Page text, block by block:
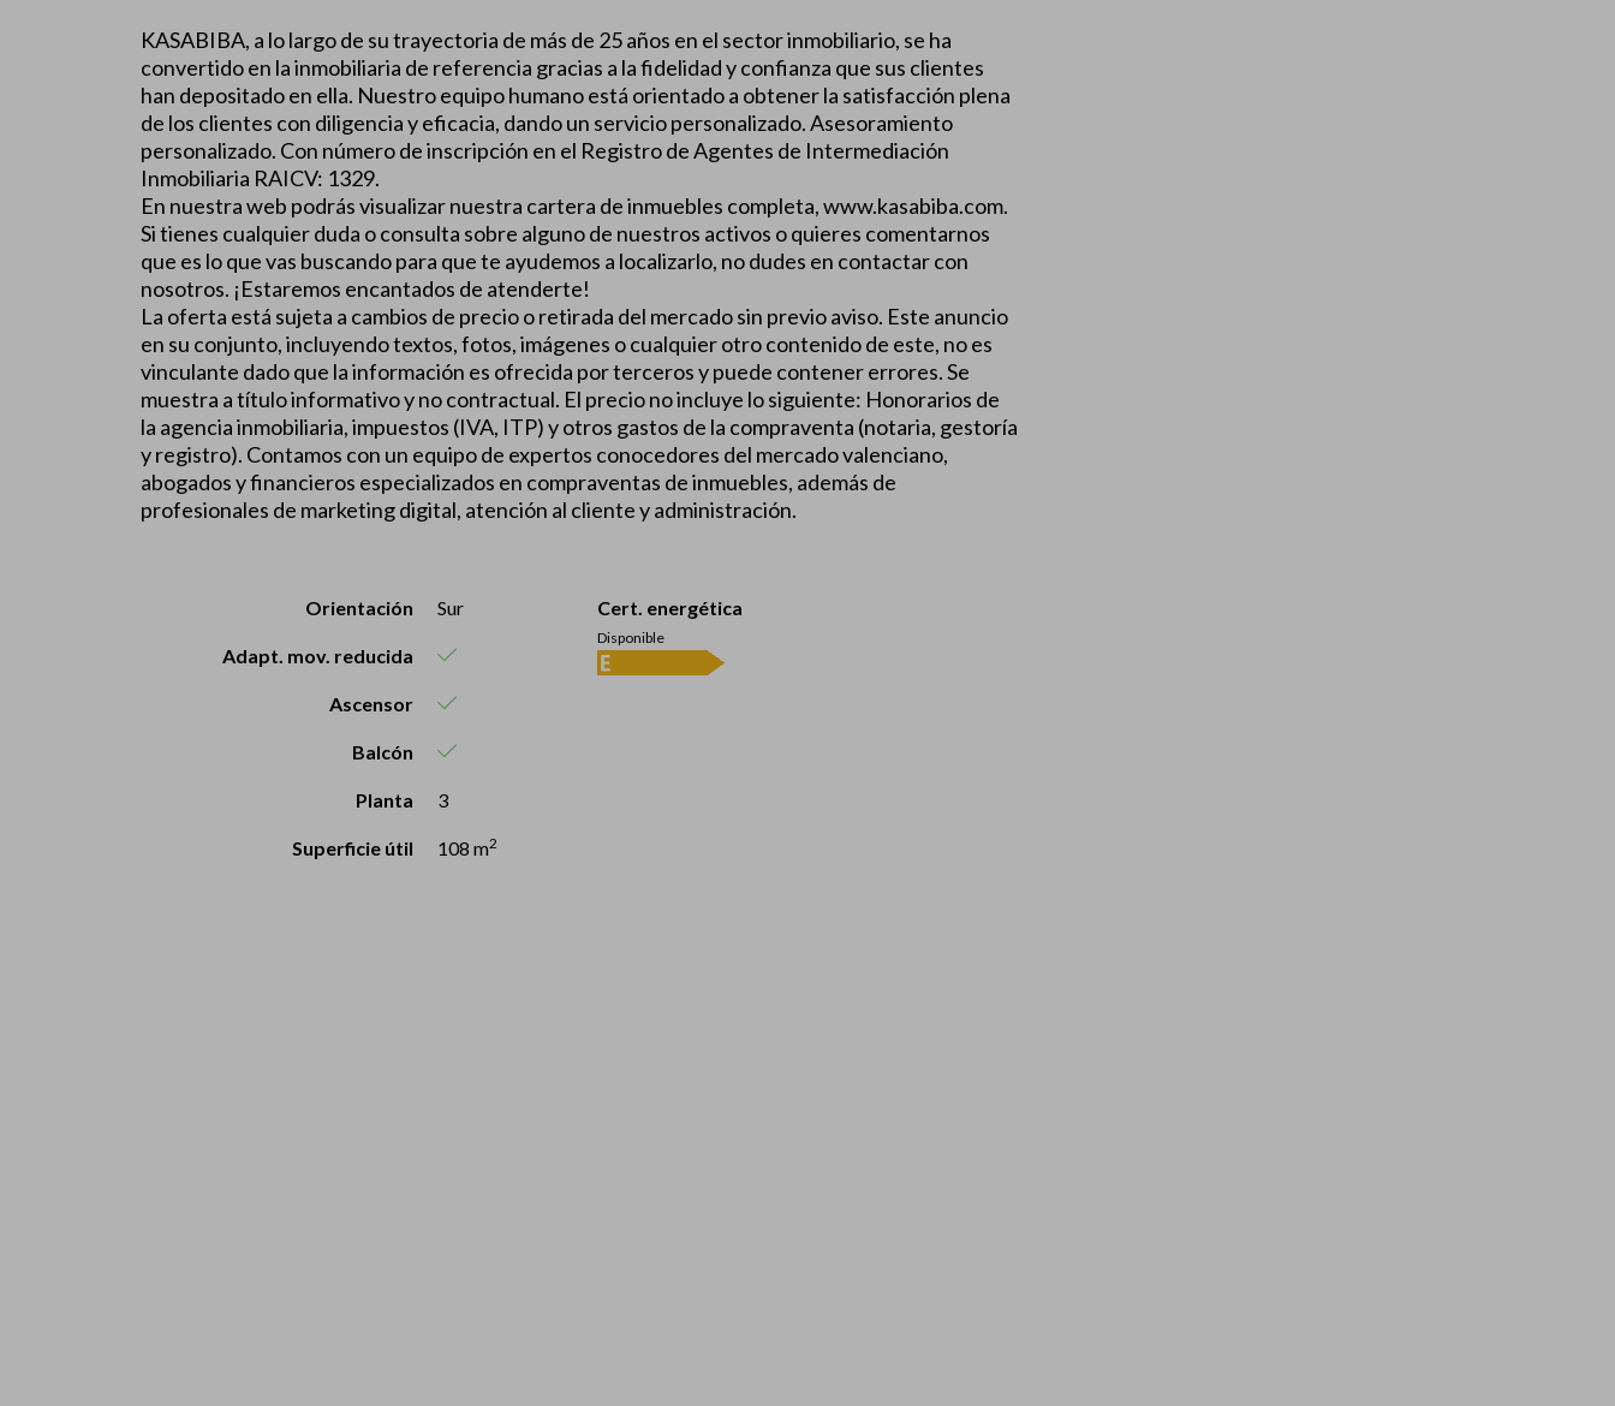
KASABIBA, a lo largo de su trayectoria de más de 25 años en el sector inmobiliario, se ha
convertido en la inmobiliaria de referencia gracias a la fidelidad y confianza que sus clientes
han depositado en ella. Nuestro equipo humano está orientado a obtener la satisfacción plena
de los clientes con diligencia y eficacia, dando un servicio personalizado. Asesoramiento
personalizado. Con número de inscripción en el Registro de Agentes de Intermediación
Inmobiliaria RAICV: 1329.
En nuestra web podrás visualizar nuestra cartera de inmuebles completa, www.kasabiba.com.
Si tienes cualquier duda o consulta sobre alguno de nuestros activos o quieres comentarnos
que es lo que vas buscando para que te ayudemos a localizarlo, no dudes en contactar con
nosotros. ¡Estaremos encantados de atenderte!
La oferta está sujeta a cambios de precio o retirada del mercado sin previo aviso. Este anuncio
en su conjunto, incluyendo textos, fotos, imágenes o cualquier otro contenido de este, no es
vinculante dado que la información es ofrecida por terceros y puede contener errores. Se
muestra a título informativo y no contractual. El precio no incluye lo siguiente: Honorarios de
la agencia inmobiliaria, impuestos (IVA, ITP) y otros gastos de la compraventa (notaria, gestoría
y registro). Contamos con un equipo de expertos conocedores del mercado valenciano,
abogados y financieros especializados en compraventas de inmuebles, además de
profesionales de marketing digital, atención al cliente y administración.
Orientación Sur
Adapt. mov. reducida
Ascensor
Balcón
Planta 3
Superficie útil 108 m2
Cert. energética
Disponible